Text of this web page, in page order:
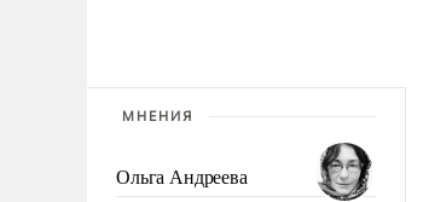
МНЕНИЯ
Ольга Андреева